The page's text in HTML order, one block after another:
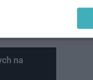
na